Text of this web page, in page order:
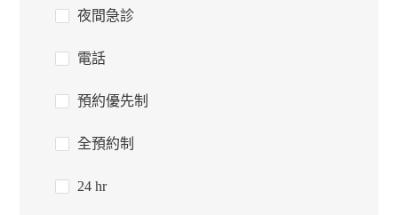
夜間急診
電話
預約優先制
全預約制
24 hr